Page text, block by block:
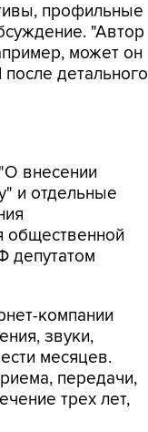
профильные
"Автор
может он
детального
внесении
и отдельные
общественной
депутатом
компании
звуки,
месяцев.
передачи,
трех лет,